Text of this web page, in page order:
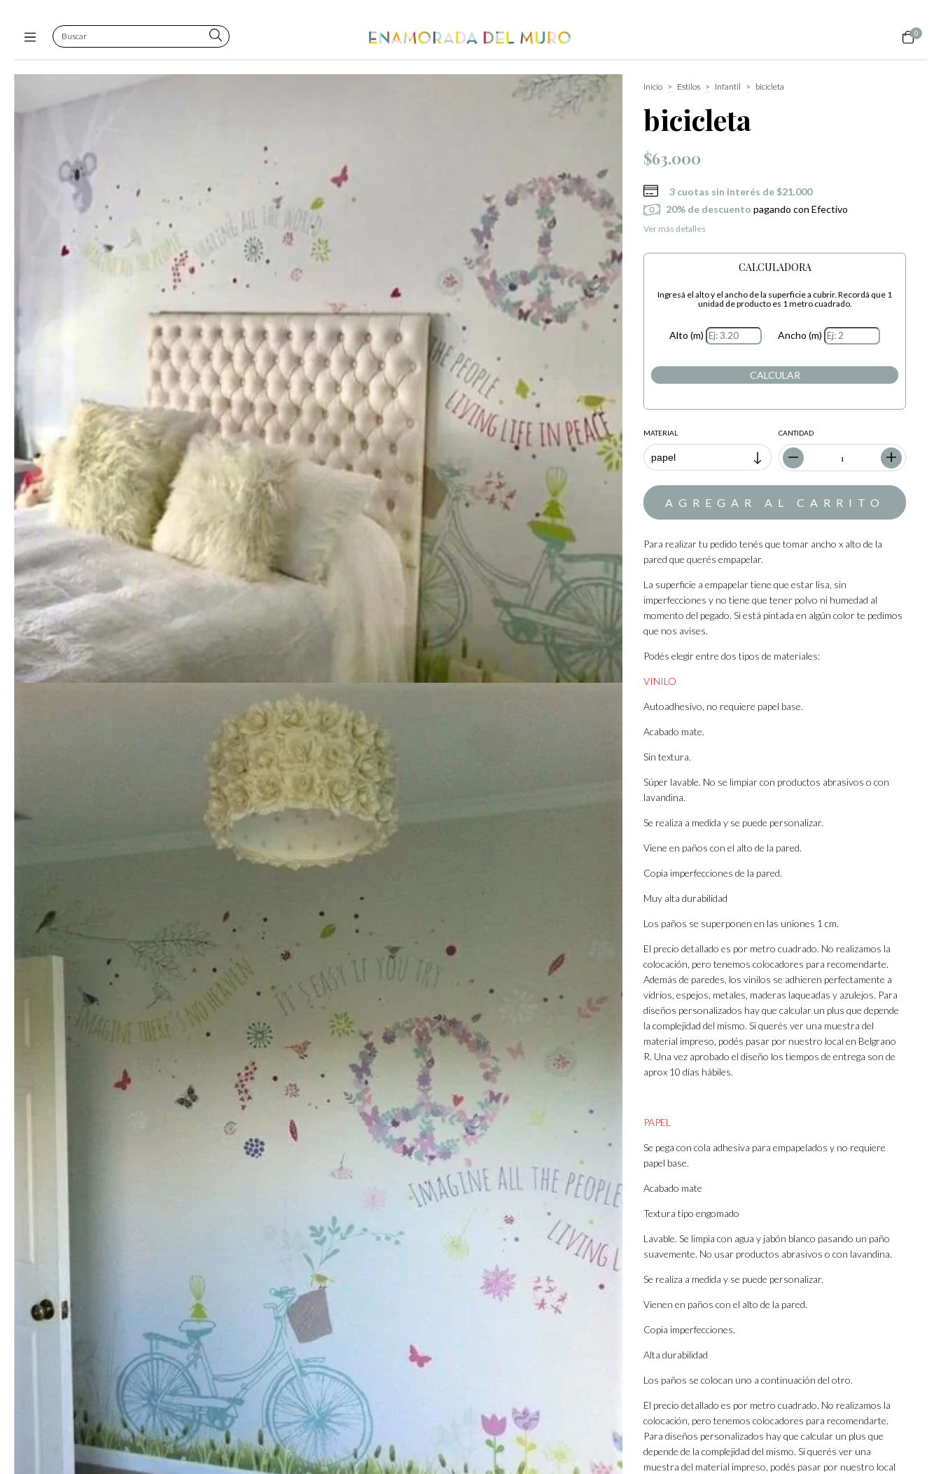
0
Inicio > Estilos > Infantil > bicicleta
bicicleta
$63.000
3 cuotas sin interés de $21.000
20% de descuento pagando con Efectivo
Ver más detalles
CALCULADORA
Ingresá el alto y el ancho de la superficie a cubrir. Recordá que 1
unidad de producto es 1 metro cuadrado.
Alto (m) Ancho (m)
CALCULAR
MATERIAL CANTIDAD
Para realizar tu pedido tenés que tomar ancho x alto de la
pared que querés empapelar.
La superficie a empapelar tiene que estar lisa, sin
imperfecciones y no tiene que tener polvo ni humedad al
momento del pegado. Si está pintada en algún color te pedimos
que nos avises.
Podés elegir entre dos tipos de materiales:
VINILO
Autoadhesivo, no requiere papel base.
Acabado mate.
Sin textura.
Súper lavable. No se limpiar con productos abrasivos o con
lavandina.
Se realiza a medida y se puede personalizar.
Viene en paños con el alto de la pared.
Copia imperfecciones de la pared.
Muy alta durabilidad
Los paños se superponen en las uniones 1 cm.
El precio detallado es por metro cuadrado. No realizamos la
colocación, pero tenemos colocadores para recomendarte.
Además de paredes, los vinilos se adhieren perfectamente a
vidrios, espejos, metales, maderas laqueadas y azulejos. Para
diseños personalizados hay que calcular un plus que depende
la complejidad del mismo. Si querés ver una muestra del
material impreso, podés pasar por nuestro local en Belgrano
R. Una vez aprobado el diseño los tiempos de entrega son de
aprox 10 días hábiles.
PAPEL
Se pega con cola adhesiva para empapelados y no requiere
papel base.
Acabado mate
Textura tipo engomado
Lavable. Se limpia con agua y jabón blanco pasando un paño
suavemente. No usar productos abrasivos o con lavandina.
Se realiza a medida y se puede personalizar.
Vienen en paños con el alto de la pared.
Copia imperfecciones.
Alta durabilidad
Los paños se colocan uno a continuación del otro.
El precio detallado es por metro cuadrado. No realizamos la
colocación, pero tenemos colocadores para recomendarte.
Para diseños personalizados hay que calcular un plus que
depende de la complejidad del mismo. Si querés ver una
muestra del material impreso, podés pasar por nuestro local